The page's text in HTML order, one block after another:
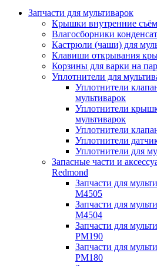
Запчасти для мультиварок
Крышки внутренние
Влагосборники
Кастрюли (чаши) для
Клавиши открывания
Корзины для варки на
Уплотнители для
Уплотнители
мультиварок
Уплотнители
мультиварок
Уплотнители
Уплотнители
Уплотнители для
Запасные части и
Redmond
Запчасти для
M4505
Запчасти для
M4504
Запчасти для
PM190
Запчасти для
PM180